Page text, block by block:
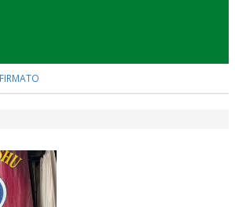
InBlu2000 traccia il bilancio della stagione